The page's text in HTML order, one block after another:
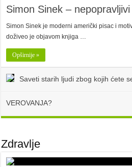
Simon Sinek –
Simon Sinek je moderni američki pisac i
doživeo je objavom knjiga …
Opširnije »
Saveti starih ljudi zbog kojih ćete
VEROVANJA?
Zdravlje